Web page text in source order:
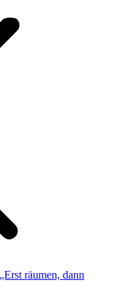
räumen, dann